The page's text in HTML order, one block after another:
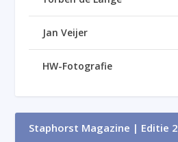
Jan Veijer
HW-Fotografie
Staphorst Magazine | Editie 2